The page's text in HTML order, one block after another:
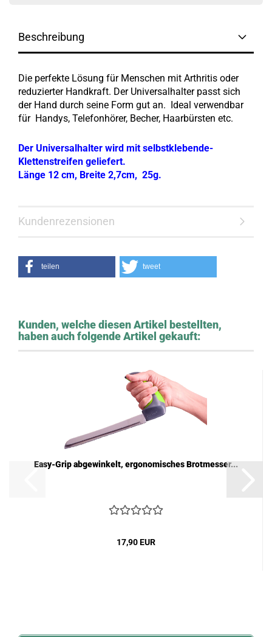
Beschreibung
Die perfekte Lösung für Menschen mit Arthritis oder
reduzierter Handkraft. Der Universalhalter passt sich
der Hand durch seine Form gut an. Ideal verwendbar
für Handys, Telefonhörer, Becher, Haarbürsten etc.
Der Universalhalter wird mit selbstklebende-
Klettenstreifen geliefert.
Länge 12 cm, Breite 2,7cm, 25g.
Kundenrezensionen
teilen tweet
Kunden, welche diesen Artikel bestellten,
haben auch folgende Artikel gekauft:
Easy-Grip abgewinkelt, ergonomisches Brotmesser...
17,90 EUR